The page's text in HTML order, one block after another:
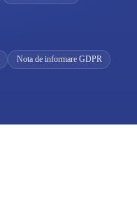
Nota de informare GDPR